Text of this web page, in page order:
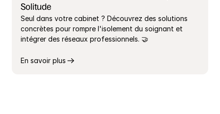
Solitude
Seul dans votre cabinet ? Découvrez des solutions
concrètes pour rompre l'isolement du soignant et
intégrer des réseaux professionnels. 🤝
En savoir plus